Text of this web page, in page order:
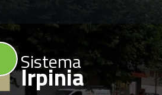
Sistema
Irpinia